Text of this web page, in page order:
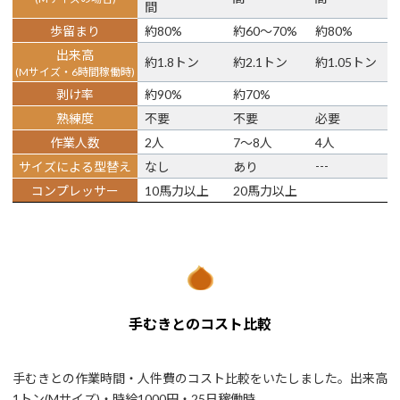
間
歩留まり 約80% 約60〜70%
約80%
出来高
(Mサイズ・6時間稼働時)
約1.8トン 約2.1トン 約1.05トン
剥け率 約90%
約70%
熟練度
不要 不要
必要
作業人数
2人 7〜8人
4人
サイズによる型替え
なし あり
---
コンプレッサー
10馬力以上 20馬力以上
手むきとのコスト比較
手むきとの作業時間・人件費のコスト比較をいたしました。出来高